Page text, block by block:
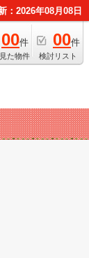
：2026年08月08日
00件
た物件
00件
検討リスト